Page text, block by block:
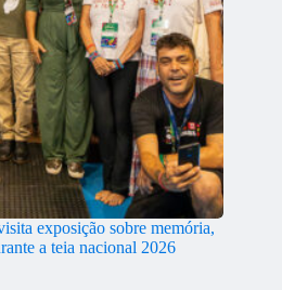
exposição sobre memória,
a teia nacional 2026